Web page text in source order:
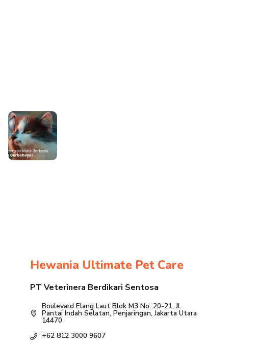
Hewania Ultimate Pet Care
PT Veterinera Berdikari Sentosa
Boulevard Elang Laut Blok M3 No. 20-21, Jl.
Pantai Indah Selatan, Penjaringan, Jakarta Utara
14470
+62 812 3000 9607